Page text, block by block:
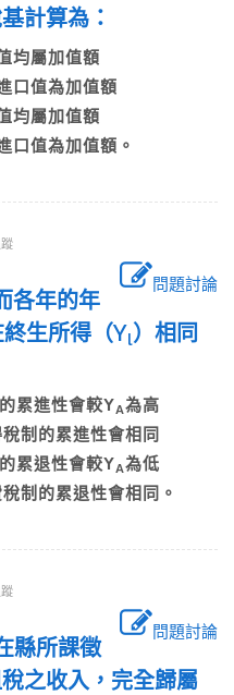
基計算為：
均屬加值額
口值為加值額
均屬加值額
口值為加值額。
問題討論
各年的年
生所得（Yl）相同
累進性會較YA為高
稅制的累進性會相同
累退性會較YA為低
制的累退性會相同。
問題討論
縣所課徵
之收入，完全歸屬